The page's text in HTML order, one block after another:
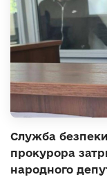
Служба
прокурора
народного